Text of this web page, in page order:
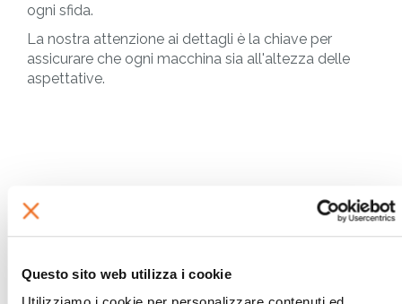
Questo sito web utilizza i cookie
ogni sfida.
La nostra attenzione ai dettagli è la chiave per
assicurare che ogni macchina sia all'altezza delle
aspettative.